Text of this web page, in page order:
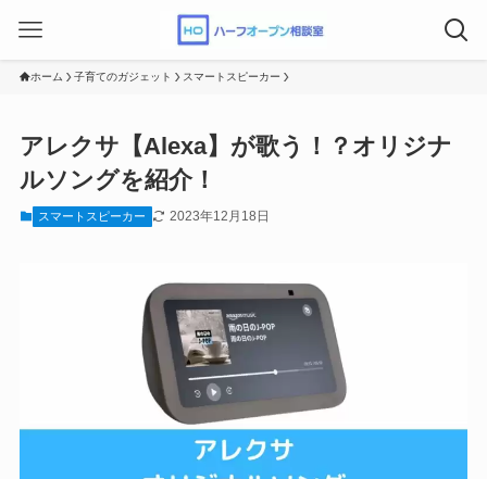
ホーム 子育てのガジェット スマートスピーカー
アレクサ【Alexa】が歌う！？オリジナ
ルソングを紹介！
スマートスピーカー 2023年12月18日